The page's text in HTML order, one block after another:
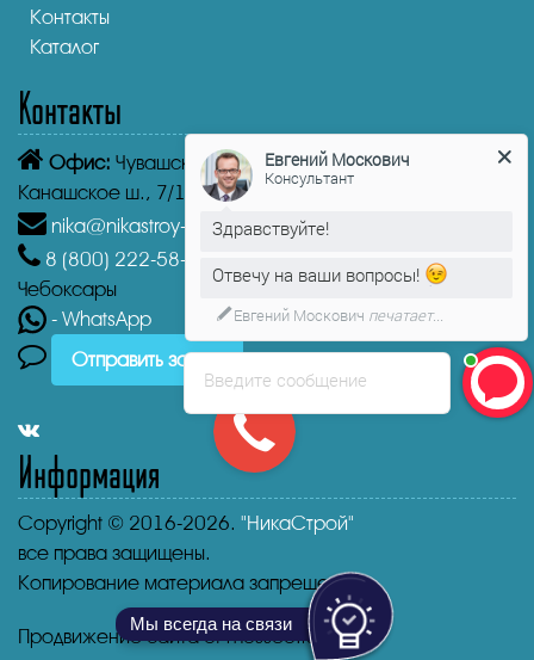
Контакты
Каталог
Контакты
Офис: Чувашская Республика, Чебоксары
Канашское ш., 7/1
nika@nikastroy-msk.ru
8 (800) 222-58-30
Чебоксары
- WhatsApp
Отправить заявку
Информация
Copyright © 2016-2026. "НикаСтрой"
все права защищены.
Копирование материала запрещено.
Продвижение сайта от mosseo.ru
Мы всегда на связи
Введите сообщение
Евгений Москович
Консультант
Здравствуйте!
Отвечу на ваши вопросы!
Евгений Москович печатает...